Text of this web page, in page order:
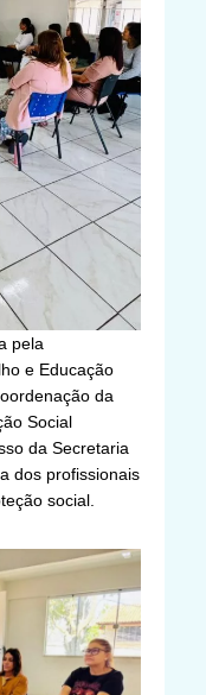
pela
e Educação
da
Social
da Secretaria
dos profissionais
social.